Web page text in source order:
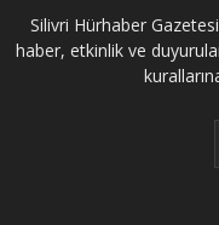
Silivri Hürhaber
haber, etkinlik ve